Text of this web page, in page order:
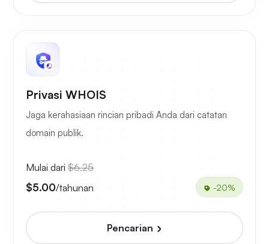
Privasi WHOIS
Jaga kerahasiaan rincian pribadi Anda dari catatan
domain publik.
Mulai dari $6.25
$5.00/tahunan -20%
Pencarian